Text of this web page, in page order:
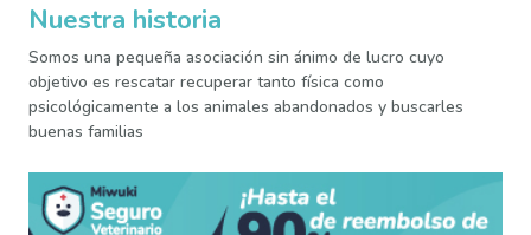
Nuestra historia
Somos una pequeña asociación sin ánimo de lucro cuyo
objetivo es rescatar recuperar tanto física como
psicológicamente a los animales abandonados y buscarles
buenas familias